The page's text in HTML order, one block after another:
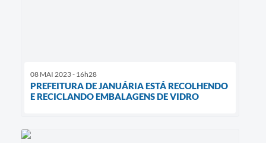
08 MAI 2023 - 16h28
PREFEITURA DE JANUÁRIA ESTÁ RECOLHENDO
E RECICLANDO EMBALAGENS DE VIDRO